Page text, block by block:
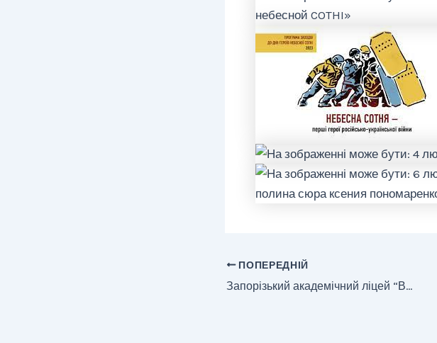
ПОПЕРЕДНІЙ
Запорізький академічний ліцей “Вибір” оголошує набір учнів до 5 класів на 2023-2024 навчальний рік.